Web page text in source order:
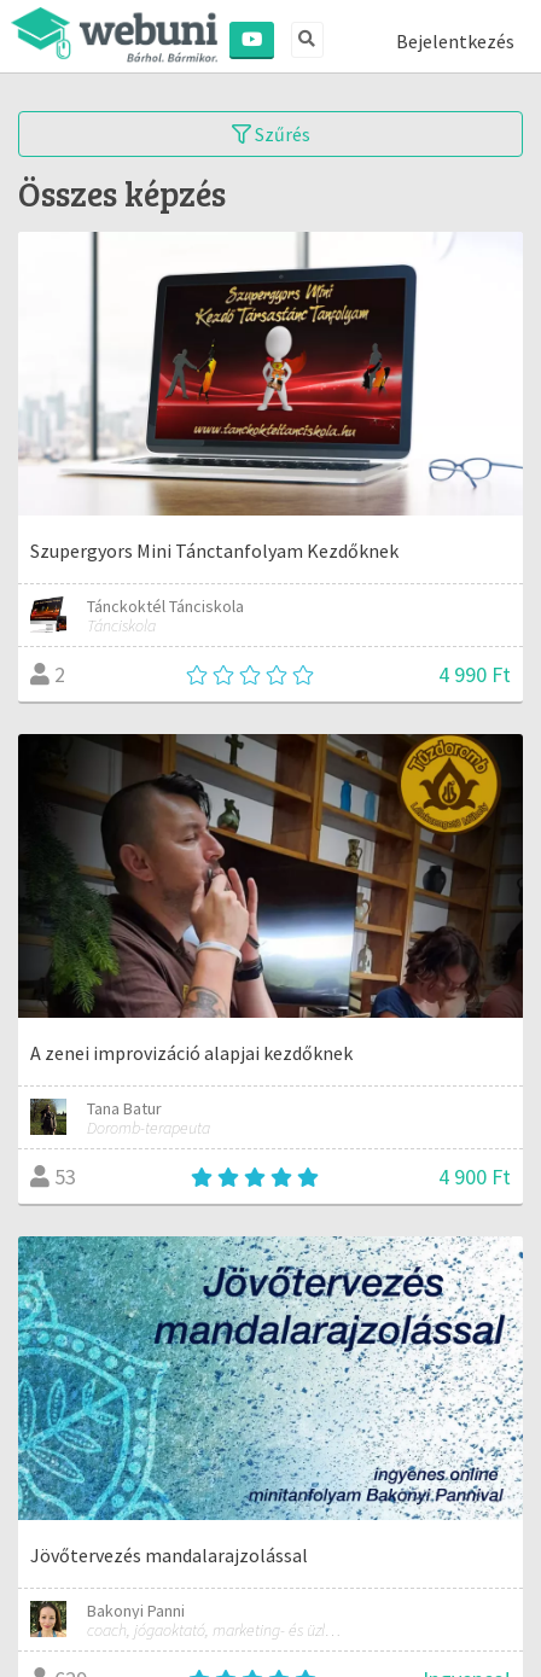
Bejelentkezés
Szűrés
Összes képzés
Szupergyors Mini Tánctanfolyam Kezdőknek
Tánckoktél Tánciskola
Tánciskola
2 4 990 Ft
A zenei improvizáció alapjai kezdőknek
Tana Batur
Doromb-terapeuta
53 4 900 Ft
Jövőtervezés mandalarajzolással
Bakonyi Panni
coach, jógaoktató, marketing- és üzletfejlesztési tanácsadó